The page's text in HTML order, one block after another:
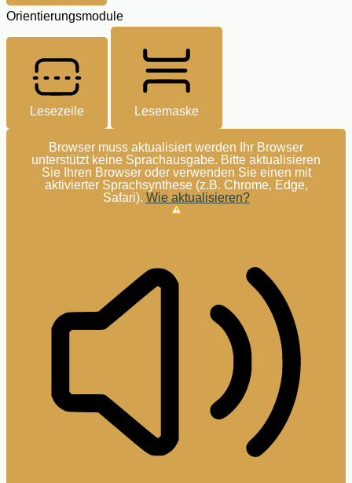
Orientierungsmodule
Lesezeile Lesemaske
Browser muss aktualisiert werden Ihr Browser
unterstützt keine Sprachausgabe. Bitte aktualisieren
Sie Ihren Browser oder verwenden Sie einen mit
aktivierter Sprachsynthese (z.B. Chrome, Edge,
Safari). Wie aktualisieren?